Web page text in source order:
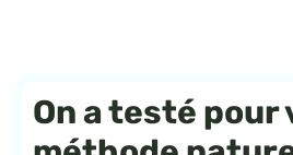
On a testé pour